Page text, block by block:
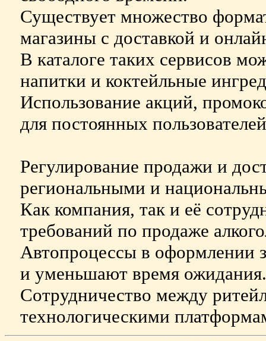
Существует множество
магазины с доставкой и
В каталоге таких сервисов
напитки и коктейльные
Использование акций,
для постоянных
Регулирование продажи и
региональными и
Как компания, так и её
требований по продаже
Автопроцессы в оформлении
и уменьшают время ожидания.
Сотрудничество между
технологическими